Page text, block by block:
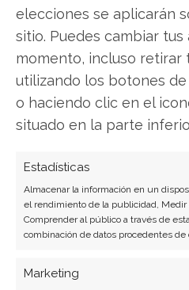
elecciones se aplicarán
sitio. Puedes cambiar
momento, incluso retirar
utilizando los botones
o haciendo clic en el
situado en la parte
Estadísticas
Almacenar la información en un
el rendimiento de la publicidad,
Comprender al público a través de
combinación de datos procedentes
Marketing